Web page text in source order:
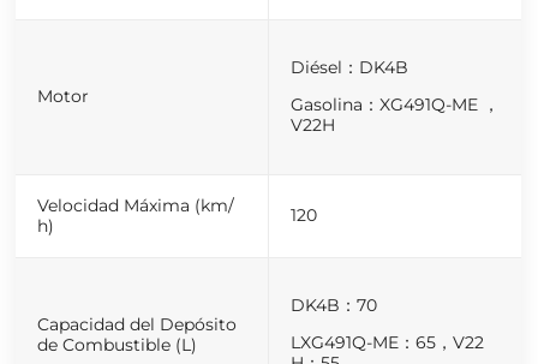
Motor
Diésel：DK4B
Gasolina：XG491Q-ME ，
V22H
Velocidad Máxima (km/
h)
120
Capacidad del Depósito
de Combustible (L)
DK4B：70
LXG491Q-ME：65，V22